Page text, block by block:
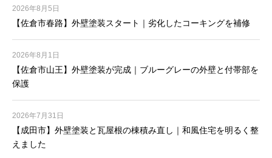
【佐倉市春路】外壁塗装スタート｜劣化したコーキングを補修
2026年8月5日
【佐倉市山王】外壁塗装が完成｜ブルーグレーの外壁と付帯部を
保護
2026年8月1日
【成田市】外壁塗装と瓦屋根の棟積み直し｜和風住宅を明るく整
えました
2026年7月31日